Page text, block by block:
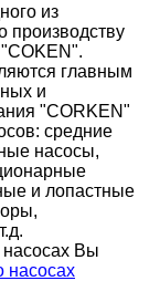
из
производству
главным
и
"CORKEN"
cредние
насосы,
и лопaстные
Вы
насосах